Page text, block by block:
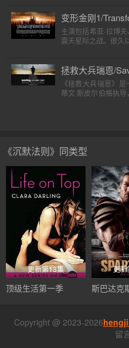
变形金刚1/
主演包括希亚·拉博
震天星际之战。很久
拯救大兵瑞恩/
《拯救大兵瑞恩》
蒂文·斯皮尔伯格执
《沉默法则》同类型
更新第13集
顶级生活第一季
更
Copyright @ 2023-2026
留